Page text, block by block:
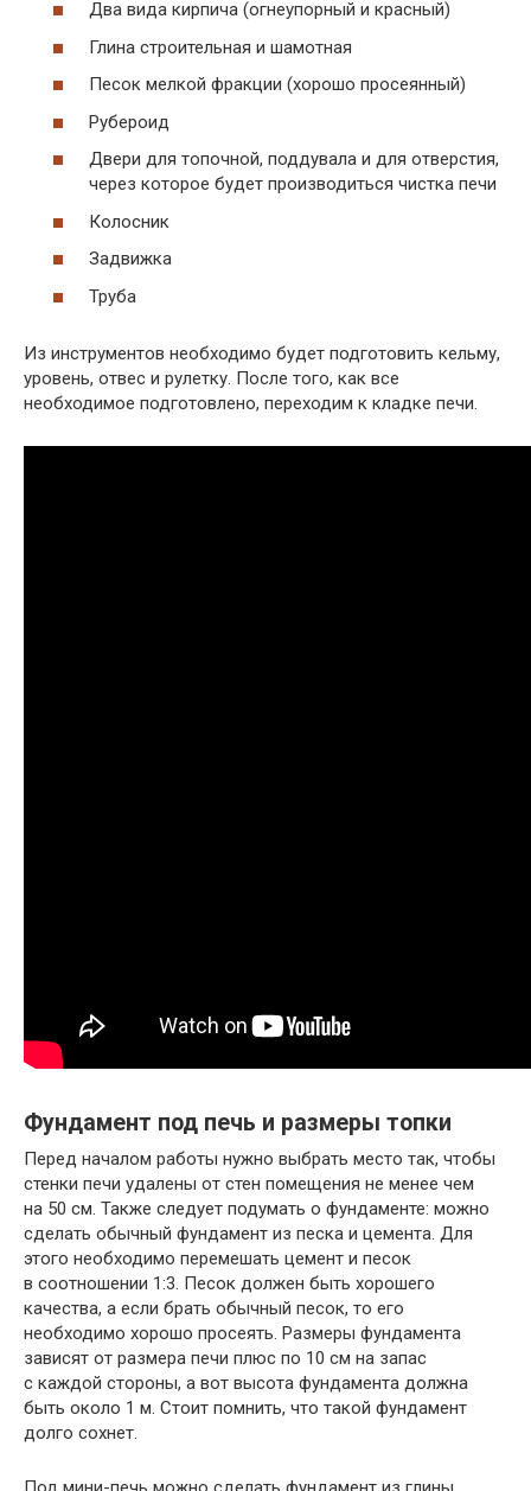
Два вида кирпича (огнеупорный и красный)
Глина строительная и шамотная
Песок мелкой фракции (хорошо просеянный)
Рубероид
Двери для топочной, поддувала и для отверстия,
через которое будет производиться чистка печи
Колосник
Задвижка
Труба
Из инструментов необходимо будет подготовить кельму,
уровень, отвес и рулетку. После того, как все
необходимое подготовлено, переходим к кладке печи.
Фундамент под печь и размеры топки
Перед началом работы нужно выбрать место так, чтобы
стенки печи удалены от стен помещения не менее чем
на 50 см. Также следует подумать о фундаменте: можно
сделать обычный фундамент из песка и цемента. Для
этого необходимо перемешать цемент и песок
в соотношении 1:3. Песок должен быть хорошего
качества, а если брать обычный песок, то его
необходимо хорошо просеять. Размеры фундамента
зависят от размера печи плюс по 10 см на запас
с каждой стороны, а вот высота фундамента должна
быть около 1 м. Стоит помнить, что такой фундамент
долго сохнет.